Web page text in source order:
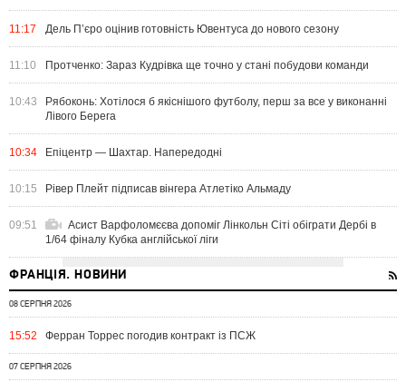
11:17 Дель П’єро оцінив готовність Ювентуса до нового сезону
11:10 Протченко: Зараз Кудрівка ще точно у стані побудови команди
10:43
Рябоконь: Хотілося б якіснішого футболу, перш за все у виконанні
Лівого Берега
10:34 Епіцентр — Шахтар. Напередодні
10:15 Рівер Плейт підписав вінгера Атлетіко Альмаду
09:51
Асист Варфоломєєва допоміг Лінкольн Сіті обіграти Дербі в
1/64 фіналу Кубка англійської ліги
ФРАНЦІЯ. НОВИНИ
08 СЕРПНЯ 2026
15:52 Ферран Торрес погодив контракт із ПСЖ
07 СЕРПНЯ 2026